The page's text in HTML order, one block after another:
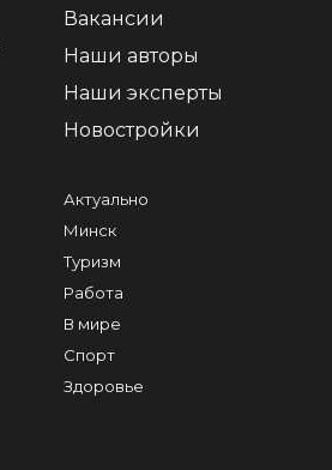
Вакансии
Наши авторы
Наши эксперты
Новостройки
Актуально
Минск
Туризм
Работа
В мире
Спорт
Здоровье